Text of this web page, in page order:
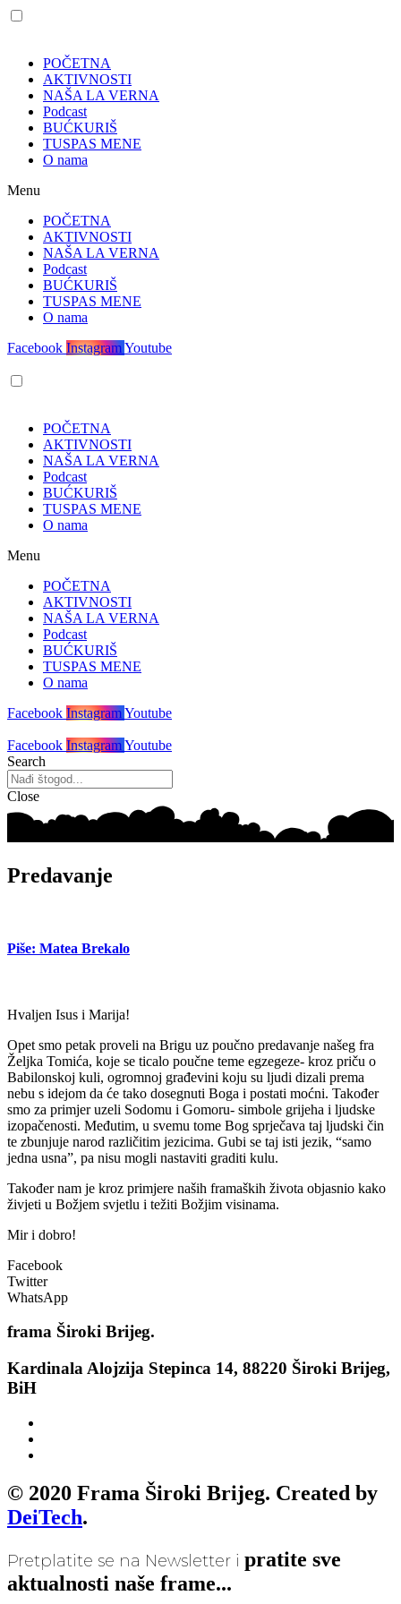
POČETNA
AKTIVNOSTI
NAŠA LA VERNA
Podcast
BUĆKURIŠ
TUSPAS MENE
O nama
Menu
POČETNA
AKTIVNOSTI
NAŠA LA VERNA
Podcast
BUĆKURIŠ
TUSPAS MENE
O nama
Facebook InstagramYoutube
POČETNA
AKTIVNOSTI
NAŠA LA VERNA
Podcast
BUĆKURIŠ
TUSPAS MENE
O nama
Menu
POČETNA
AKTIVNOSTI
NAŠA LA VERNA
Podcast
BUĆKURIŠ
TUSPAS MENE
O nama
Facebook InstagramYoutube
Facebook InstagramYoutube
Search
Close
Predavanje
Piše: Matea Brekalo
Hvaljen Isus i Marija!
Opet smo petak proveli na Brigu uz poučno predavanje našeg fra
Željka Tomića, koje se ticalo poučne teme egzegeze- kroz priču o
Babilonskoj kuli, ogromnoj građevini koju su ljudi dizali prema
nebu s idejom da će tako dosegnuti Boga i postati moćni. Također
smo za primjer uzeli Sodomu i Gomoru- simbole grijeha i ljudske
izopačenosti. Međutim, u svemu tome Bog sprječava taj ljudski čin
te zbunjuje narod različitim jezicima. Gubi se taj isti jezik, “samo
jedna usna”, pa nisu mogli nastaviti graditi kulu.
Također nam je kroz primjere naših framaških života objasnio kako
živjeti u Božjem svjetlu i težiti Božjim visinama.
Mir i dobro!
Facebook
Twitter
WhatsApp
frama Široki Brijeg.
Kardinala Alojzija Stepinca 14, 88220 Široki Brijeg,
BiH
© 2020 Frama Široki Brijeg. Created by
DeiTech.
Pretplatite se na Newsletter i pratite sve
aktualnosti naše frame...